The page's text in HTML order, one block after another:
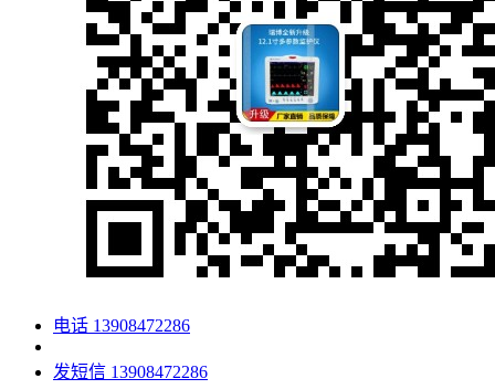
电话 13908472286
发短信 13908472286